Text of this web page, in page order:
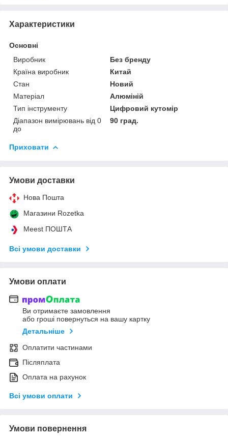
Характеристики
Основні
Виробник
Без бренду
Країна виробник
Китай
Стан
Новий
Матеріал
Алюміній
Тип інструменту
Цифровий кутомір
Діапазон вимірювань від 0
до
90 град.
Приховати
Умови доставки
Нова Пошта
Магазини Rozetka
Meest ПОШТА
Всі умови доставки
Умови оплати
Ви отримаєте замовлення
або гроші повернуться на вашу картку
Детальніше
Оплатити частинами
Післяплата
Оплата на рахунок
Всі умови оплати
Умови повернення